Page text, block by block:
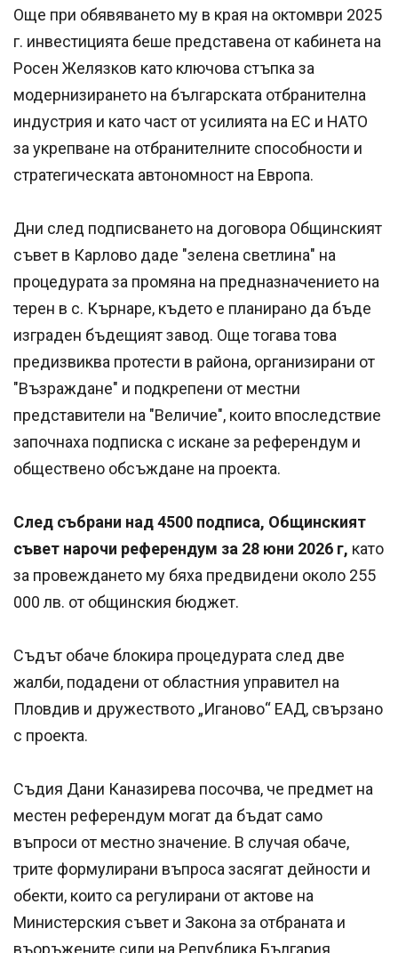
Още при обявяването му в края на октомври 2025
г. инвестицията беше представена от кабинета на
Росен Желязков като ключова стъпка за
модернизирането на българската отбранителна
индустрия и като част от усилията на ЕС и НАТО
за укрепване на отбранителните способности и
стратегическата автономност на Европа.
Дни след подписването на договора Общинският
съвет в Карлово даде "зелена светлина" на
процедурата за промяна на предназначението на
терен в с. Кърнаре, където е планирано да бъде
изграден бъдещият завод. Още тогава това
предизвиква протести в района, организирани от
"Възраждане" и подкрепени от местни
представители на "Величие", които впоследствие
започнаха подписка с искане за референдум и
обществено обсъждане на проекта.
След събрани над 4500 подписа, Общинският
съвет нарочи референдум за 28 юни 2026 г, като
за провеждането му бяха предвидени около 255
000 лв. от общинския бюджет.
Съдът обаче блокира процедурата след две
жалби, подадени от областния управител на
Пловдив и дружеството „Иганово“ ЕАД, свързано
с проекта.
Съдия Дани Каназирева посочва, че предмет на
местен референдум могат да бъдат само
въпроси от местно значение. В случая обаче,
трите формулирани въпроса засягат дейности и
обекти, които са регулирани от актове на
Министерския съвет и Закона за отбраната и
въоръжените сили на Република България.